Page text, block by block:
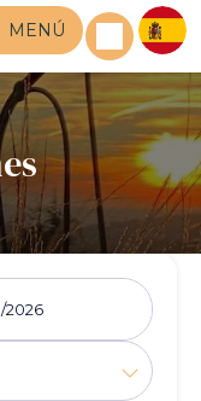
MENÚ